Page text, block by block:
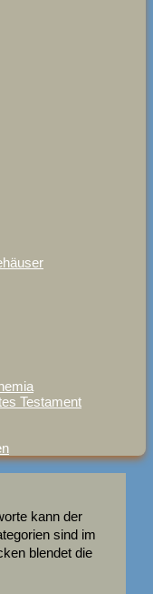
Testament
kann der
sind im
blendet die